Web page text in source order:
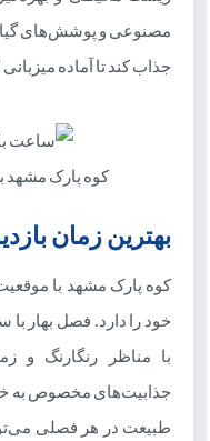
مصنوعی و پوشش‌های
جذاب کند تا آماده
کوه پارک مشهد به صورت 24
بهترین زمان
کوه پارک مشهد با
خود را دارد. فصل بهار با
با مناظر رنگارنگ و
جذابیت‌های مخصوص به
طبیعت در هر فصلی